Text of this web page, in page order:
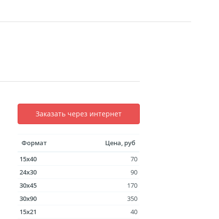
футболка
полк
Заказать через интернет
Формат
Цена, руб
15x40
70
24x30
90
30x45
170
30x90
350
15x21
40